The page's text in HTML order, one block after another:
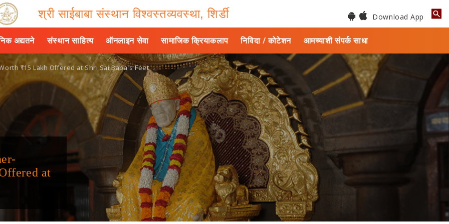
श्री साईबाबा संस्थान विश्वस्तव्यवस्था, शिर्डी Download App
अद्यतने संस्थान साहित्य ऑनलाइन सेवा सामाजिक क्रियाकलाप निविदा / कोटेशन आमच्याशी संपर्क साधा
₹15 Lakh Offered at Shri Sai Baba's Feet
at